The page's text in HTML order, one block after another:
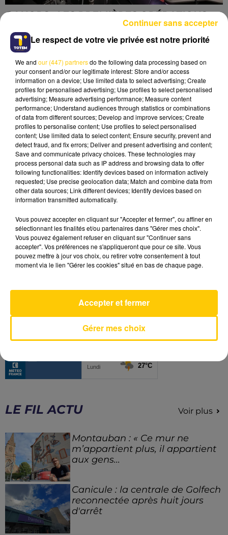
CAHORS : LES PREMIÈRES OPÉRATIONS
DU ROBOT CHIRURGICAL SONT LANCÉES
CIVISME
LE FIL ACTU Voir plus
Montauban : « Ce mur ne
m’appartient plus, il appartient
aux gens...
Canicule : la centrale de Golfech
reconnectée après huit jours
d'arrêt
Le respect de votre vie privée est notre priorité
We and our (447) partnersdo the following data processing based on
your consent and/or our legitimate interest: Store and/or access
information on a device; Use limited data to select advertising; Create
profiles for personalised advertising; Use profiles to select personalised
advertising; Measure advertising performance; Measure content
performance; Understand audiences through statistics or combinations
of data from different sources; Develop and improve services; Create
profiles to personalise content; Use profiles to select personalised
content; Use limited data to select content; Ensure security, prevent and
detect fraud, and fix errors; Deliver and present advertising and content;
Save and communicate privacy choices. These technologies may
process personal data such as IP address and browsing data to offer
following functionalities: Identify devices based on information actively
requested; Use precise geolocation data; Match and combine data from
other data sources; Link different devices; Identify devices based on
information transmitted automatically.
Vous pouvez accepter en cliquant sur "Accepter et fermer", ou affiner en
sélectionnant les finalités et/ou partenaires dans "Gérer mes choix".
Vous pouvez également refuser en cliquant sur "Continuer sans
accepter". Vos préférences ne s'appliqueront que pour ce site. Vous
pouvez mettre à jour vos choix, ou retirer votre consentement à tout
moment via le lien "Gérer les cookies" situé en bas de chaque page.
Gérer mes choix
Accepter et fermer
Continuer sans accepter